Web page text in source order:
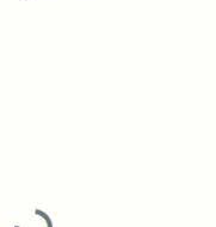
Loading...